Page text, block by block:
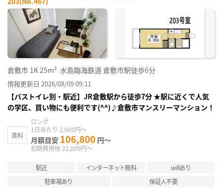
に入
倉敷市 1K25m² 水島臨海鉄道 倉敷市駅徒歩6分
情報更新日 2026/08/09 09:11
【バストイレ別・駅近】JR倉敷駅から徒歩7分 ★駅に近くで人気
の学区、買い物にも便利です(^^)♪倉敷市マンスリーマンション！
賃料
ロング
1日当たり 2,900円～
月額目安 106,800 円～
初期費用他 22,000円～
駅近 インターネット無料
wifiあり
駐車場あり
保証人不要